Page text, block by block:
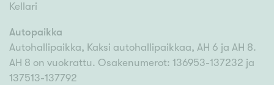
Kellari
Autopaikka
Autohallipaikka, Kaksi autohallipaikkaa, AH 6 ja AH 8.
AH 8 on vuokrattu. Osakenumerot: 136953-137232 ja
137513-137792